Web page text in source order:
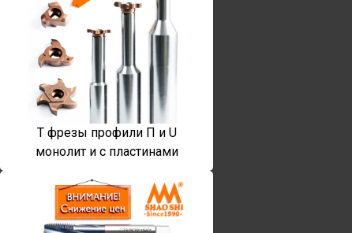
T фрезы профили П и U
монолит и с пластинами